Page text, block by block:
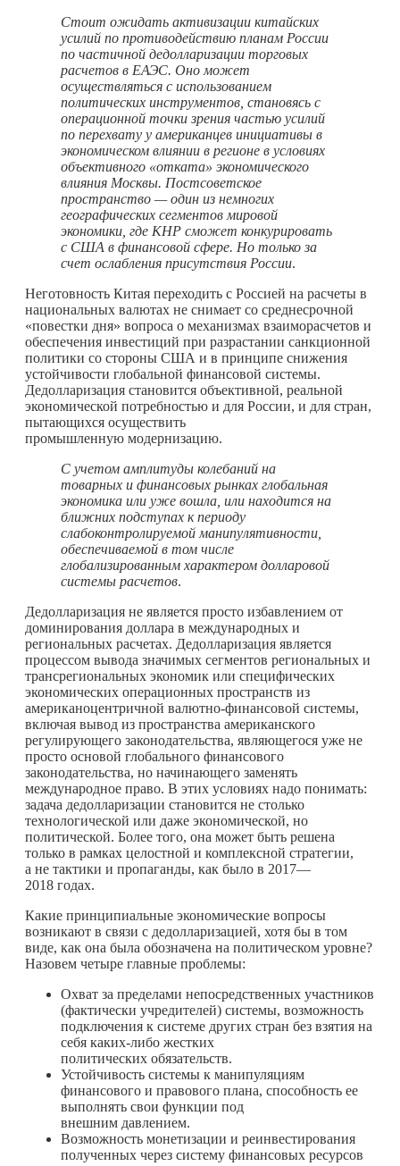
Стоит ожидать активизации китайских
усилий по противодействию планам России
по частичной дедолларизации торговых
расчетов в ЕАЭС. Оно может
осуществляться с использованием
политических инструментов, становясь с
операционной точки зрения частью усилий
по перехвату у американцев инициативы в
экономическом влиянии в регионе в условиях
объективного «отката» экономического
влияния Москвы. Постсоветское
пространство — один из немногих
географических сегментов мировой
экономики, где КНР сможет конкурировать
с США в финансовой сфере. Но только за
счет ослабления присутствия России.
Неготовность Китая переходить с Россией на расчеты в
национальных валютах не снимает со среднесрочной
«повестки дня» вопроса о механизмах взаиморасчетов и
обеспечения инвестиций при разрастании санкционной
политики со стороны США и в принципе снижения
устойчивости глобальной финансовой системы.
Дедолларизация становится объективной, реальной
экономической потребностью и для России, и для стран,
пытающихся осуществить
промышленную модернизацию.
С учетом амплитуды колебаний на
товарных и финансовых рынках глобальная
экономика или уже вошла, или находится на
ближних подступах к периоду
слабоконтролируемой манипулятивности,
обеспечиваемой в том числе
глобализированным характером долларовой
системы расчетов.
Дедолларизация не является просто избавлением от
доминирования доллара в международных и
региональных расчетах. Дедолларизация является
процессом вывода значимых сегментов региональных и
трансрегиональных экономик или специфических
экономических операционных пространств из
американоцентричной валютно-финансовой системы,
включая вывод из пространства американского
регулирующего законодательства, являющегося уже не
просто основой глобального финансового
законодательства, но начинающего заменять
международное право. В этих условиях надо понимать:
задача дедолларизации становится не столько
технологической или даже экономической, но
политической. Более того, она может быть решена
только в рамках целостной и комплексной стратегии,
а не тактики и пропаганды, как было в 2017—
2018 годах.
Какие принципиальные экономические вопросы
возникают в связи с дедолларизацией, хотя бы в том
виде, как она была обозначена на политическом уровне?
Назовем четыре главные проблемы:
Охват за пределами непосредственных участников
(фактически учредителей) системы, возможность
подключения к системе других стран без взятия на
себя каких-либо жестких
политических обязательств.
Устойчивость системы к манипуляциям
финансового и правового плана, способность ее
выполнять свои функции под
внешним давлением.
Возможность монетизации и реинвестирования
полученных через систему финансовых ресурсов